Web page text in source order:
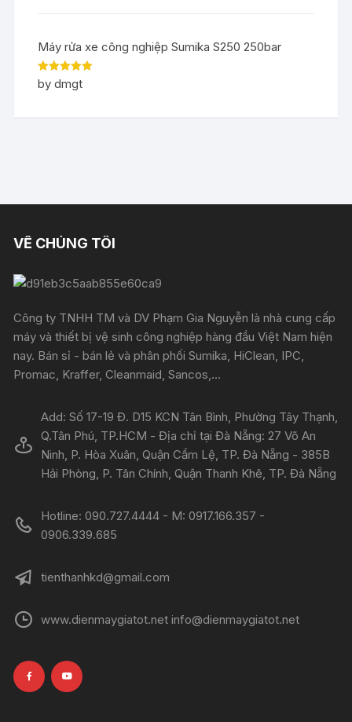
Máy rửa xe công nghiệp Sumika S250 250bar
Rated5out
of 5
by dmgt
VỀ CHÚNG TÔI
Công ty TNHH TM và DV Phạm Gia Nguyễn là nhà cung cấp
máy và thiết bị vệ sinh công nghiệp hàng đầu Việt Nam hiện
nay. Bán sỉ - bán lẻ và phân phối Sumika, HiClean, IPC,
Promac, Kraffer, Cleanmaid, Sancos,...
Add: Số 17-19 Đ. D15 KCN Tân Bình, Phường Tây Thạnh,
Q.Tân Phú, TP.HCM - Địa chỉ tại Đà Nẵng: 27 Võ An
Ninh, P. Hòa Xuân, Quận Cẩm Lệ, TP. Đà Nẵng - 385B
Hải Phòng, P. Tân Chính, Quận Thanh Khê, TP. Đà Nẵng
Hotline: 090.727.4444 - M: 0917.166.357 -
0906.339.685
tienthanhkd@gmail.com
www.dienmaygiatot.net info@dienmaygiatot.net